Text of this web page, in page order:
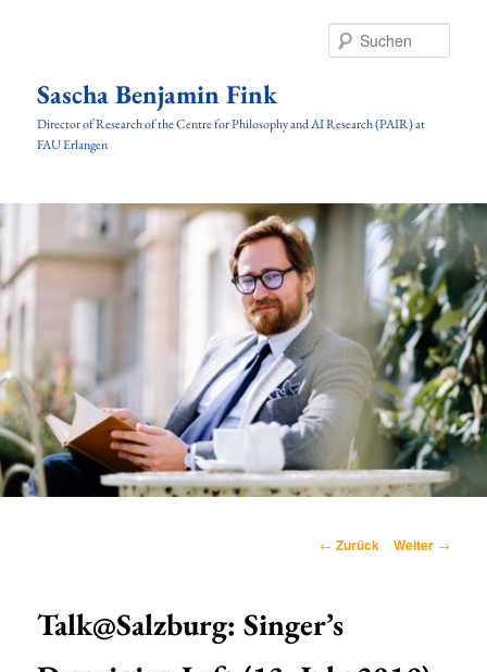
Sascha Benjamin Fink
Director of Research of the Centre for Philosophy and AI Research (PAIR) at
FAU Erlangen
Beitragsnavigation
← Zurück Weiter →
Talk@Salzburg: Singer’s